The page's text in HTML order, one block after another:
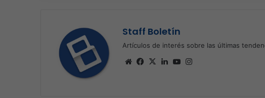
Staff Boletín
Artículos de interés sobre las últimas
SitioFacebook
X LinkedInYouTube